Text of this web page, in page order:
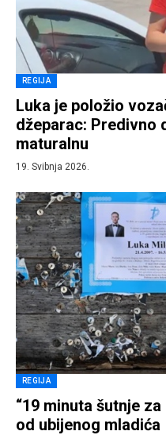
REGIJA
Luka je položio
džeparac: Predivno
maturalnu
19. Svibnja 2026.
REGIJA
“19 minuta šutnje
od ubijenog mladića